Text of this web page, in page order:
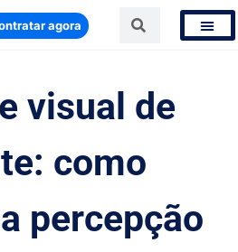
agora
visual de
como
percepção